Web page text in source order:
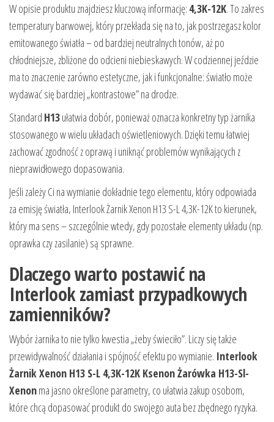
W opisie produktu znajdziesz kluczową informację: 4,3K-12K. To zakres
temperatury barwowej, który przekłada się na to, jak postrzegasz kolor
emitowanego światła – od bardziej neutralnych tonów, aż po
chłodniejsze, zbliżone do odcieni niebieskawych. W codziennej jeździe
ma to znaczenie zarówno estetyczne, jak i funkcjonalne: światło może
wydawać się bardziej „kontrastowe” na drodze.
Standard H13ułatwia dobór, ponieważ oznacza konkretny typ żarnika
stosowanego w wielu układach oświetleniowych. Dzięki temu łatwiej
zachować zgodność z oprawą i uniknąć problemów wynikających z
nieprawidłowego dopasowania.
Jeśli zależy Ci na wymianie dokładnie tego elementu, który odpowiada
za emisję światła, Interlook Żarnik Xenon H13 S-L 4,3K-12K to kierunek,
który ma sens – szczególnie wtedy, gdy pozostałe elementy układu (np.
oprawka czy zasilanie) są sprawne.
Dlaczego warto postawić na
Interlook zamiast przypadkowych
zamienników?
Wybór żarnika to nie tylko kwestia „żeby świeciło”. Liczy się także
przewidywalność działania i spójność efektu po wymianie. Interlook
Żarnik Xenon H13 S-L 4,3K-12K Ksenon Żarówka H13-Sl-
Xenonma jasno określone parametry, co ułatwia zakup osobom,
które chcą dopasować produkt do swojego auta bez zbędnego ryzyka.